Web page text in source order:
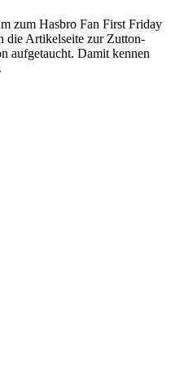
zum Hasbro Fan First Friday
die Artikelseite zur Zutton-
aufgetaucht. Damit kennen